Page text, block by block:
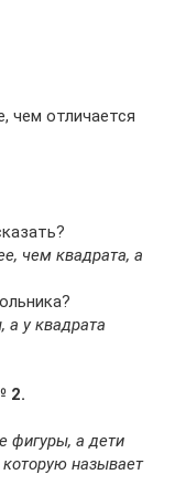
чем отличается
чем квадрата, а
а у квадрата
2.
фигуры, а дети
называет